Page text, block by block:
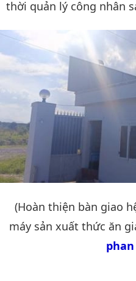
thời quản lý công nhân
(Hoàn thiện bàn giao
máy sản xuất thức ăn